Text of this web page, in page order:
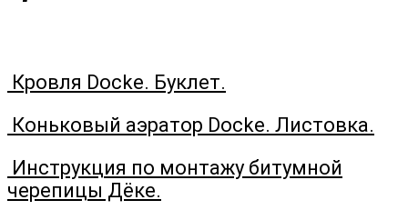
Кровля Docke. Буклет.
Коньковый аэратор Docke. Листовка.
Инструкция по монтажу битумной
черепицы Дёке.